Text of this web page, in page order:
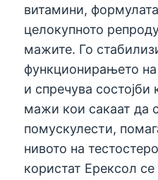
витамини,
целокупното
мажите. Го
функционирањето
и спречува состојби
мажи кои сакаат да
помускулести,
нивото на
користат Ерексол